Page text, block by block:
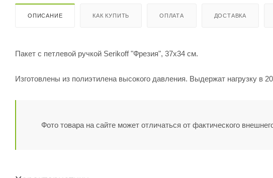
ОПИСАНИЕ КАК КУПИТЬ ОПЛАТА ДОСТАВКА
Пакет с петлевой ручкой Serikoff "Фрезия", 37х34 см.
Изготовлены из полиэтилена высокого давления. Выдержат нагрузку в
Фото товара на сайте может отличаться от фактического